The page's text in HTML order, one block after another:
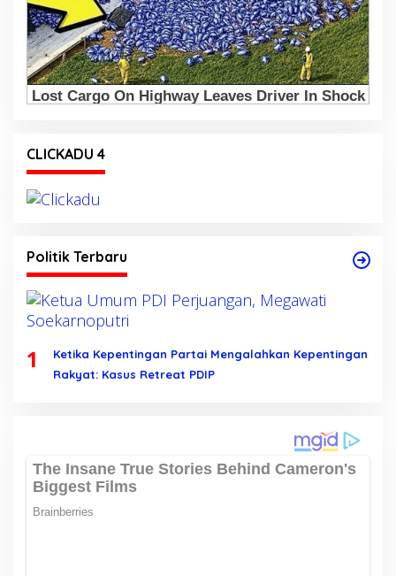
CLICKADU 4
Politik Terbaru
1
Ketika Kepentingan Partai Mengalahkan Kepentingan
Rakyat: Kasus Retreat PDIP